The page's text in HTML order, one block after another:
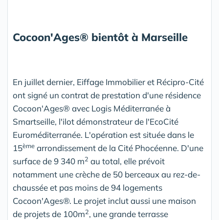
Cocoon'Ages® bientôt à Marseille
En juillet dernier, Eiffage Immobilier et Récipro-Cité
ont signé un contrat de prestation d'une résidence
Cocoon'Ages® avec Logis Méditerranée à
Smartseille, l'ilot démonstrateur de l'EcoCité
Euroméditerranée. L'opération est située dans le
15ème arrondissement de la Cité Phocéenne. D'une
surface de 9 340 m2 au total, elle prévoit
notamment une crèche de 50 berceaux au rez-de-
chaussée et pas moins de 94 logements
Cocoon'Ages®. Le projet inclut aussi une maison
de projets de 100m2, une grande terrasse